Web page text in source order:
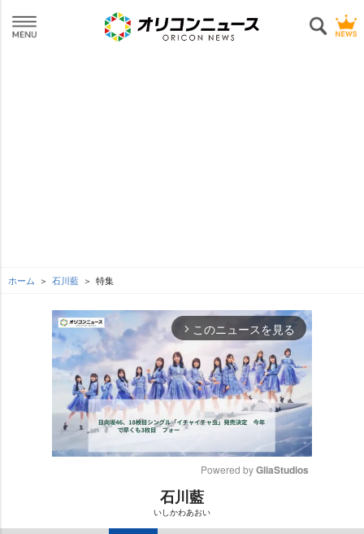
ホーム 石川藍 特集
arrow_forward_ios このニュースを見る
Powered by GliaStudios
石川藍
いしかわあおい